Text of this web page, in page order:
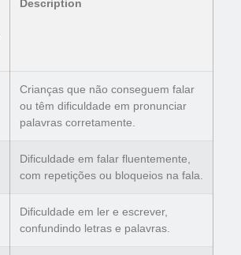
Description
Crianças que não conseguem falar
ou têm dificuldade em pronunciar
palavras corretamente.
Dificuldade em falar fluentemente,
com repetições ou bloqueios na fala.
Dificuldade em ler e escrever,
confundindo letras e palavras.